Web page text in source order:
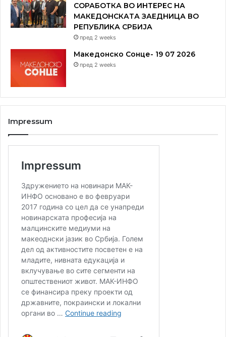
СОРАБОТКА ВО ИНТЕРЕС НА
МАКЕДОНСКАТА ЗАЕДНИЦА ВО
РЕПУБЛИКА СРБИЈА
пред 2 weeks
Македонско Сонце- 19 07 2026
пред 2 weeks
Impressum